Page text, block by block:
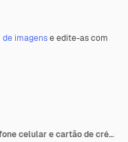
imagense edite-as com
Mulher jovem e animada com telefone celular e cartão de crédito